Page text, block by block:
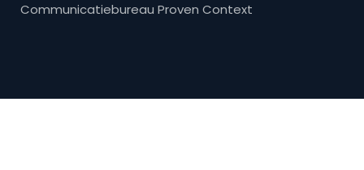
Communicatiebureau Proven Context